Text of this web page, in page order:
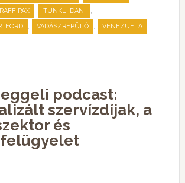
, TUNKLI DANI ,
FORD , VADÁSZREPÜLŐ , VENEZUELA
podcast:
szervízdíjak, a
és